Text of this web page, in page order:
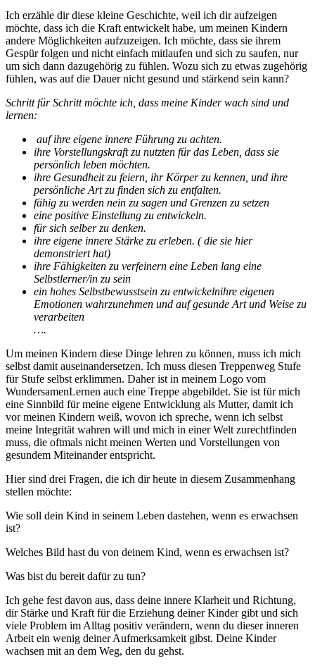
Ich erzähle dir diese kleine Geschichte, weil ich dir aufzeigen
möchte, dass ich die Kraft entwickelt habe, um meinen Kindern
andere Möglichkeiten aufzuzeigen. Ich möchte, dass sie ihrem
Gespür folgen und nicht einfach mitlaufen und sich zu saufen, nur
um sich dann dazugehörig zu fühlen. Wozu sich zu etwas zugehörig
fühlen, was auf die Dauer nicht gesund und stärkend sein kann?
Schritt für Schritt möchte ich, dass meine Kinder wach sind und
lernen:
auf ihre eigene innere Führung zu achten.
ihre Vorstellungskraft zu nutzten für das Leben, dass sie
persönlich leben möchten.
ihre Gesundheit zu feiern, ihr Körper zu kennen, und ihre
persönliche Art zu finden sich zu entfalten.
fähig zu werden nein zu sagen und Grenzen zu setzen
eine positive Einstellung zu entwickeln.
für sich selber zu denken.
ihre eigene innere Stärke zu erleben. ( die sie hier
demonstriert hat)
ihre Fähigkeiten zu verfeinern eine Leben lang eine
Selbstlerner/in zu sein
ein hohes Selbstbewusstsein zu entwickelnihre eigenen
Emotionen wahrzunehmen und auf gesunde Art und Weise zu
verarbeiten
….
Um meinen Kindern diese Dinge lehren zu können, muss ich mich
selbst damit auseinandersetzen. Ich muss diesen Treppenweg Stufe
für Stufe selbst erklimmen. Daher ist in meinem Logo vom
WundersamenLernen auch eine Treppe abgebildet. Sie ist für mich
eine Sinnbild für meine eigene Entwicklung als Mutter, damit ich
vor meinen Kindern weiß, wovon ich spreche, wenn ich selbst
meine Integrität wahren will und mich in einer Welt zurechtfinden
muss, die oftmals nicht meinen Werten und Vorstellungen von
gesundem Miteinander entspricht.
Hier sind drei Fragen, die ich dir heute in diesem Zusammenhang
stellen möchte:
Wie soll dein Kind in seinem Leben dastehen, wenn es erwachsen
ist?
Welches Bild hast du von deinem Kind, wenn es erwachsen ist?
Was bist du bereit dafür zu tun?
Ich gehe fest davon aus, dass deine innere Klarheit und Richtung,
dir Stärke und Kraft für die Erziehung deiner Kinder gibt und sich
viele Problem im Alltag positiv verändern, wenn du dieser inneren
Arbeit ein wenig deiner Aufmerksamkeit gibst. Deine Kinder
wachsen mit an dem Weg, den du gehst.